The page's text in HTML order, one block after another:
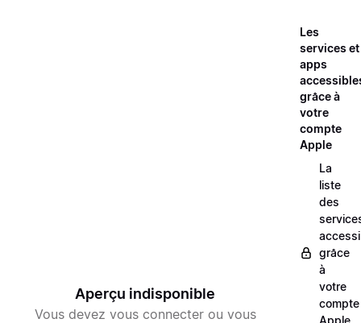
Aperçu indisponible
Vous devez vous connecter ou vous
Les
services et
apps
grâce à
votre
compte
Apple
La
liste
des
grâce
à
votre
compte
Apple